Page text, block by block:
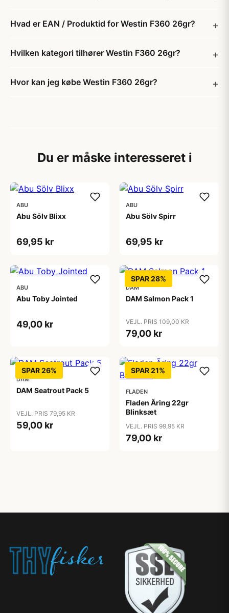
Hvad er EAN / Produktid for Westin F360 26gr?
Hvilken kategori tilhører Westin F360 26gr?
Hvor kan jeg købe Westin F360 26gr?
Du er måske interesseret i
ABU
Abu Sölv Blixx
69,95 kr
ABU
Abu Sölv Spirr
69,95 kr
ABU
Abu Toby Jointed
49,00 kr
SPAR 28%
DAM
DAM Salmon Pack 1
VEJL. PRIS 109,00 KR
79,00 kr
SPAR 26%
DAM
DAM Seatrout Pack 5
VEJL. PRIS 79,95 KR
59,00 kr
SPAR 21%
FLADEN
Fladen Ãring 22gr
Blinksæt
VEJL. PRIS 99,95 KR
79,00 kr